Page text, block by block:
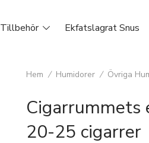
Tillbehör Ekfatslagrat Snus
Hem / Humidorer / Övriga
Cigarrummets
20-25 cigarrer